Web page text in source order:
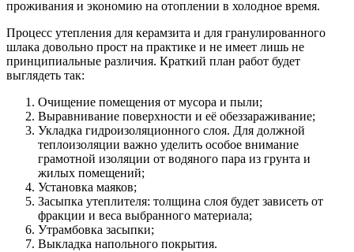
проживания и экономию на отоплении в холодное время.
Процесс утепления для керамзита и для гранулированного
шлака довольно прост на практике и не имеет лишь не
принципиальные различия. Краткий план работ будет
выглядеть так:
Очищение помещения от мусора и пыли;
Выравнивание поверхности и её обеззараживание;
Укладка гидроизоляционного слоя. Для должной
теплоизоляции важно уделить особое внимание
грамотной изоляции от водяного пара из грунта и
жилых помещений;
Установка маяков;
Засыпка утеплителя: толщина слоя будет зависеть от
фракции и веса выбранного материала;
Утрамбовка засыпки;
Выкладка напольного покрытия.